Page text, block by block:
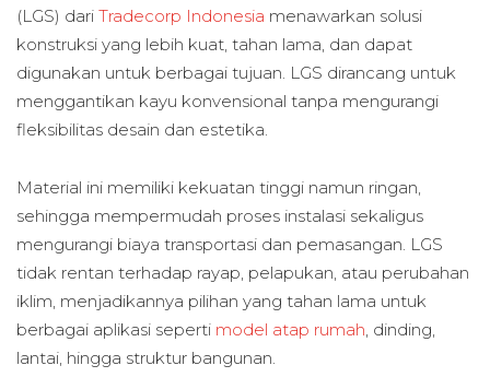
(LGS) dari Tradecorp Indonesia menawarkan solusi
konstruksi yang lebih kuat, tahan lama, dan dapat
digunakan untuk berbagai tujuan. LGS dirancang untuk
menggantikan kayu konvensional tanpa mengurangi
fleksibilitas desain dan estetika.
Material ini memiliki kekuatan tinggi namun ringan,
sehingga mempermudah proses instalasi sekaligus
mengurangi biaya transportasi dan pemasangan. LGS
tidak rentan terhadap rayap, pelapukan, atau perubahan
iklim, menjadikannya pilihan yang tahan lama untuk
berbagai aplikasi seperti model atap rumah , dinding,
lantai, hingga struktur bangunan.